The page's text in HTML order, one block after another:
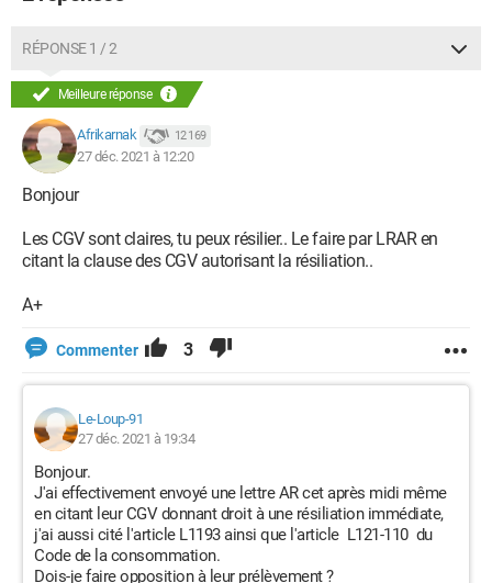
RÉPONSE 1 / 2
Meilleure réponse
Afrikarnak 12 169
27 déc. 2021 à 12:20
Bonjour
Les CGV sont claires, tu peux résilier.. Le faire par LRAR en
citant la clause des CGV autorisant la résiliation..
A+
Commenter 3
Le-Loup-91
27 déc. 2021 à 19:34
Bonjour.
J'ai effectivement envoyé une lettre AR cet après midi même
en citant leur CGV donnant droit à une résiliation immédiate,
j'ai aussi cité l'article L1193 ainsi que l'article L121-110 du
Code de la consommation.
Dois-je faire opposition à leur prélèvement ?